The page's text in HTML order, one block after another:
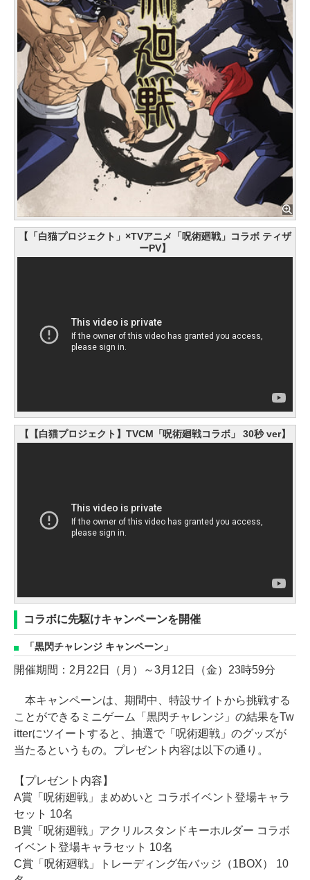
【「白猫プロジェクト」×TVアニメ「呪術廻戦」コラボ ティザ
ーPV】
【【白猫プロジェクト】TVCM「呪術廻戦コラボ」 30秒 ver】
コラボに先駆けキャンペーンを開催
「黒閃チャレンジ キャンペーン」
開催期間：2月22日（月）～3月12日（金）23時59分
本キャンペーンは、期間中、特設サイトから挑戦する
ことができるミニゲーム「黒閃チャレンジ」の結果をTw
itterにツイートすると、抽選で「呪術廻戦」のグッズが
当たるというもの。プレゼント内容は以下の通り。
【プレゼント内容】
A賞「呪術廻戦」まめめいと コラボイベント登場キャラ
セット 10名
B賞「呪術廻戦」アクリルスタンドキーホルダー コラボ
イベント登場キャラセット 10名
C賞「呪術廻戦」トレーディング缶バッジ（1BOX） 10